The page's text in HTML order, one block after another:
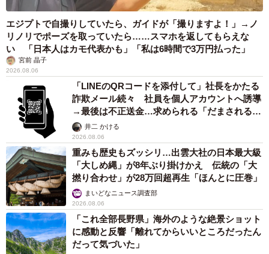
エジプトで自撮りしていたら、ガイドが「撮りますよ！」→ノ
リノリでポーズを取っていたら……スマホを返してもらえな
い 「日本人はカモ代表かも」「私は6時間で3万円払った」
宮前 晶子
2026.08.06
「LINEのQRコードを添付して」社長をかたる
詐欺メール続々 社員を個人アカウントへ誘導
→最後は不正送金…求められる「だまされる前
提」の対策
井二 かける
2026.08.06
重みも歴史もズッシリ…出雲大社の日本最大級
「大しめ縄」が8年ぶり掛けかえ 伝統の「大
撚り合わせ」が28万回超再生「ほんとに圧巻」
まいどなニュース調査部
2026.08.06
「これ全部長野県」海外のような絶景ショット
に感動と反響「離れてからいいところだったん
だって気づいた」